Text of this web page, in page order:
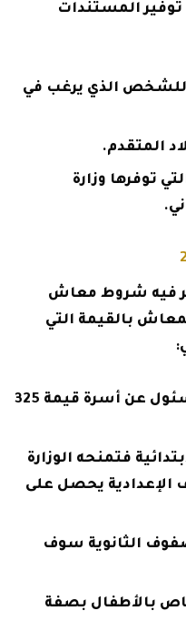
المستندات
للشخص الذي يرغب في
المتقدم.
توفرها وزارة
فيه شروط معاش
بالقيمة التي
تمنح الوزارة الشخص المسئول عن أسرة قيمة 325
فتمنحه الوزارة
الإعدادية يحصل على
الثانوية سوف
بالأطفال بصفة